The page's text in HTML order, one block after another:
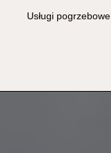
Usługi pogrzebowe